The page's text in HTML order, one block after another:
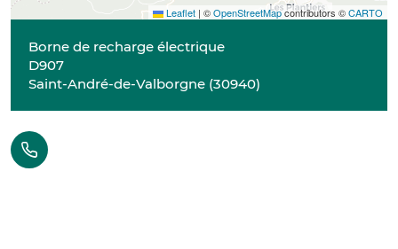
Leaflet | ©OpenStreetMapcontributors ©CARTO
Borne de recharge électrique
D907
Saint-André-de-Valborgne (30940)